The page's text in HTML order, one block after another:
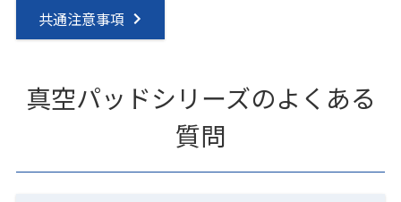
共通注意事項
真空パッドシリーズのよくある
質問